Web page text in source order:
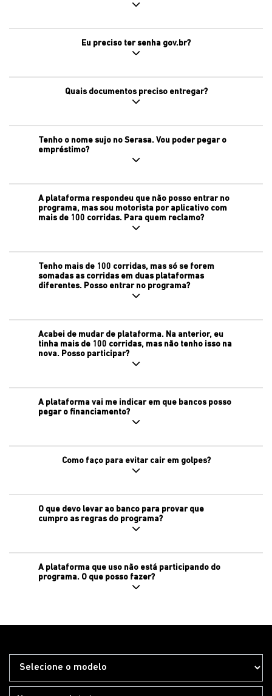
Eu preciso ter senha gov.br?
Quais documentos preciso entregar?
Tenho o nome sujo no Serasa. Vou poder pegar o
empréstimo?
A plataforma respondeu que não posso entrar no
programa, mas sou motorista por aplicativo com
mais de 100 corridas. Para quem reclamo?
Tenho mais de 100 corridas, mas só se forem
somadas as corridas em duas plataformas
diferentes. Posso entrar no programa?
Acabei de mudar de plataforma. Na anterior, eu
tinha mais de 100 corridas, mas não tenho isso na
nova. Posso participar?
A plataforma vai me indicar em que bancos posso
pegar o financiamento?
Como faço para evitar cair em golpes?
O que devo levar ao banco para provar que
cumpro as regras do programa?
A plataforma que uso não está participando do
programa. O que posso fazer?